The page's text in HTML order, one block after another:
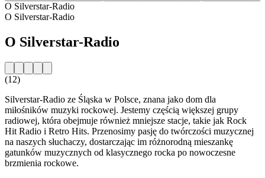
O Silverstar-Radio
O Silverstar-Radio
O Silverstar-Radio
(12)
Silverstar-Radio ze Śląska w Polsce, znana jako dom dla
miłośników muzyki rockowej. Jestemy częścią większej grupy
radiowej, która obejmuje również mniejsze stacje, takie jak Rock
Hit Radio i Retro Hits. Przenosimy pasję do twórczości muzycznej
na naszych słuchaczy, dostarczając im różnorodną mieszankę
gatunków muzycznych od klasycznego rocka po nowoczesne
brzmienia rockowe.